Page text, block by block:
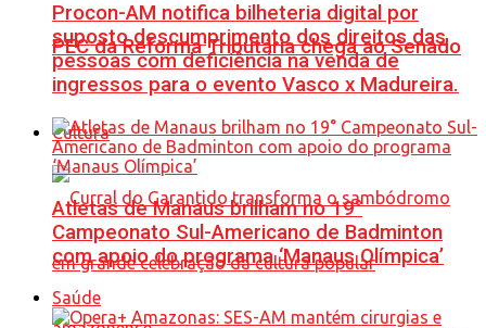
PEC da Reforma Tributária chega ao Senado
Cultura
Procon-AM notifica bilheteria digital por
suposto descumprimento dos direitos das
pessoas com deficiência na venda de
ingressos para o evento Vasco x Madureira.
Atletas de Manaus brilham no 19°
Campeonato Sul-Americano de Badminton
com apoio do programa ‘Manaus Olímpica’
Saúde